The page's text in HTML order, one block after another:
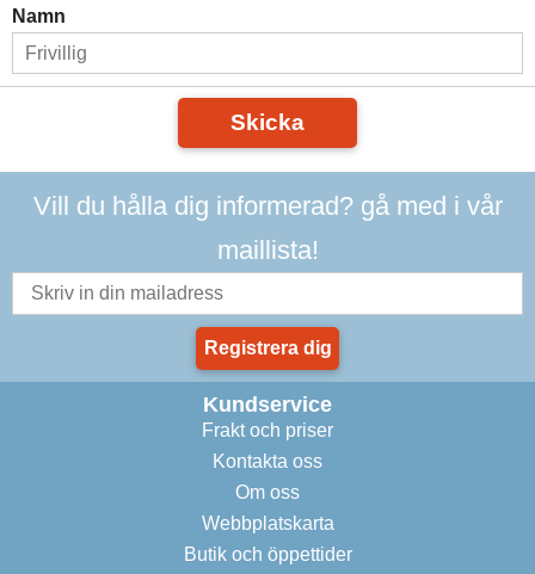
Namn
Skicka
Vill du hålla dig informerad? gå med i vår
maillista!
Registrera dig
Kundservice
Frakt och priser
Kontakta oss
Om oss
Webbplatskarta
Butik och öppettider